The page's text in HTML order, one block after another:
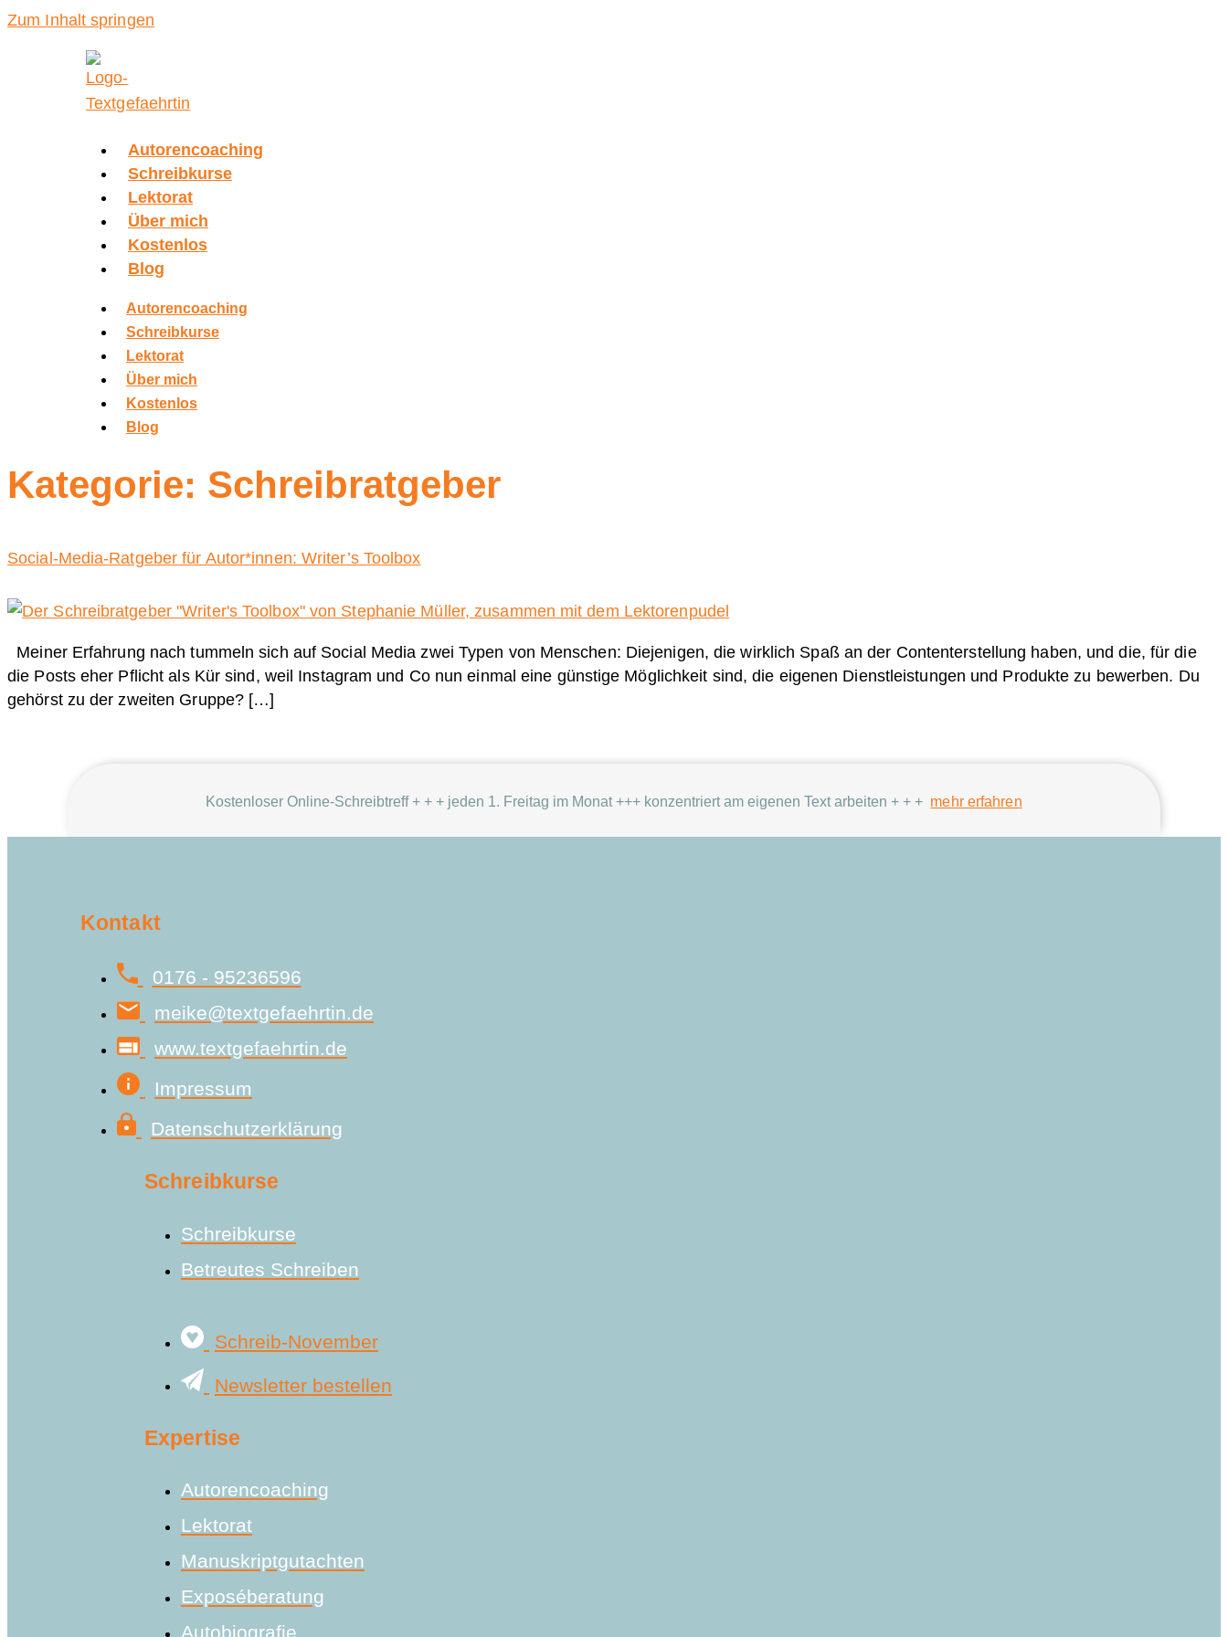
Zum Inhalt springen
Autorencoaching
Schreibkurse
Lektorat
Über mich
Kostenlos
Blog
Autorencoaching
Schreibkurse
Lektorat
Über mich
Kostenlos
Blog
Kategorie: Schreibratgeber
Social-Media-Ratgeber für Autor*innen: Writer’s Toolbox
Meiner Erfahrung nach tummeln sich auf Social Media zwei Typen von Menschen: Diejenigen, die wirklich Spaß an der Contenterstellung haben, und die, für die
die Posts eher Pflicht als Kür sind, weil Instagram und Co nun einmal eine günstige Möglichkeit sind, die eigenen Dienstleistungen und Produkte zu bewerben. Du
gehörst zu der zweiten Gruppe? […]
Kostenloser Online-Schreibtreff + + + jeden 1. Freitag im Monat +++ konzentriert am eigenen Text arbeiten + + + mehr erfahren
Kontakt
0176 - 95236596
meike@textgefaehrtin.de
www.textgefaehrtin.de
Impressum
Datenschutzerklärung
Schreibkurse
Schreibkurse
Betreutes Schreiben
Schreib-November
Newsletter bestellen
Expertise
Autorencoaching
Lektorat
Manuskriptgutachten
Exposéberatung
Autobiografie